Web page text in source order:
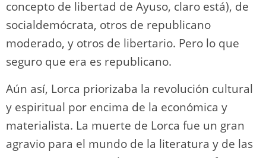
concepto de libertad de Ayuso, claro está), de
socialdemócrata, otros de republicano
moderado, y otros de libertario. Pero lo que
seguro que era es republicano.
Aún así, Lorca priorizaba la revolución cultural
y espiritual por encima de la económica y
materialista. La muerte de Lorca fue un gran
agravio para el mundo de la literatura y de las